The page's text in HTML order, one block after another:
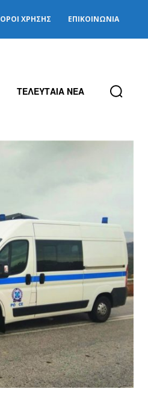
ΌΡΟΙ ΧΡΉΣΗΣ ΕΠΙΚΟΙΝΩΝΊΑ
ΤΕΛΕΥΤΑΙΑ ΝΕΑ